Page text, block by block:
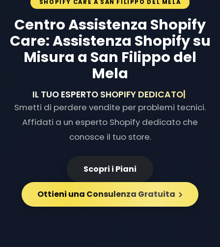
SHOPIFY CARE A SAN FILIPPO DEL MELA
Centro Assistenza Shopify
Care: Assistenza Shopify su
Misura a San Filippo del
Mela
IL TUO ESPERTO SHOPIFY|
Smetti di perdere vendite per problemi tecnici.
Affidati a un esperto Shopify dedicato che
conosce il tuo store.
Scopri i Piani
Ottieni una Consulenza Gratuita